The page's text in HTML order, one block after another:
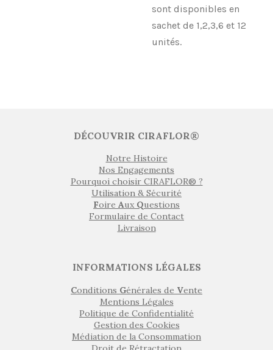
sont disponibles en
sachet de 1,2,3,6 et 12
unités.
DÉCOUVRIR CIRAFLOR®
Notre Histoire
Nos Engagements
Pourquoi choisir CIRAFLOR® ?
Utilisation & Sécurité
Foire Aux Questions
Formulaire de Contact
Livraison
INFORMATIONS LÉGALES
Conditions Générales de Vente
Mentions Légales
Politique de Confidentialité
Gestion des Cookies
Médiation de la Consommation